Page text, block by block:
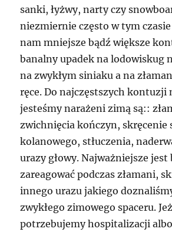
sanki, łyżwy, narty czy
niezmiernie często w tym
nam mniejsze bądź większe
banalny upadek na lodowiskug
na zwykłym siniaku a na
ręce. Do najczęstszych kontuzji
jesteśmy narażeni zimą są::
zwichnięcia kończyn, skręcenie
kolanowego, stłuczenia,
urazy głowy. Najważniejsze jest
zareagować podczas złamani,
innego urazu jakiego
zwykłego zimowego spaceru.
potrzebujemy hospitalizacji